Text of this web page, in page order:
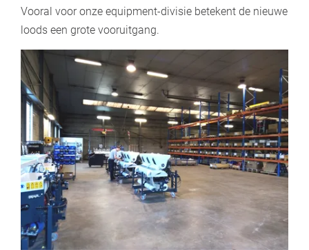
Vooral voor onze equipment-divisie betekent de nieuwe
loods een grote vooruitgang.